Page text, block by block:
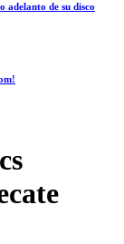
adelanto de su disco